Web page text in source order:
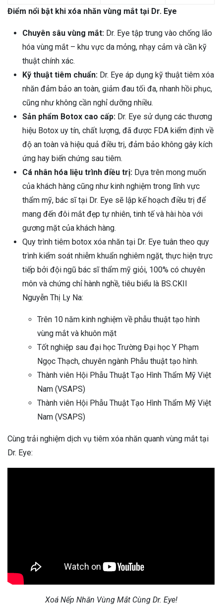
Điểm nổi bật khi xóa nhăn vùng mắt tại Dr. Eye
Chuyên sâu vùng mắt: Dr. Eye tập trung vào chống lão
hóa vùng mắt – khu vực da mỏng, nhạy cảm và cần kỹ
thuật chính xác.
Kỹ thuật tiêm chuẩn: Dr. Eye áp dụng kỹ thuật tiêm xóa
nhăn đảm bảo an toàn, giảm đau tối đa, nhanh hồi phục,
cũng như không cần nghỉ dưỡng nhiều.
Sản phẩm Botox cao cấp: Dr. Eye sử dụng các thương
hiệu Botox uy tín, chất lượng, đã được FDA kiểm định về
độ an toàn và hiệu quả điều trị, đảm bảo không gây kích
ứng hay biến chứng sau tiêm.
Cá nhân hóa liệu trình điều trị: Dựa trên mong muốn
của khách hàng cũng như kinh nghiệm trong lĩnh vực
thẩm mỹ, bác sĩ tại Dr. Eye sẽ lập kế hoạch điều trị để
mang đến đôi mắt đẹp tự nhiên, tinh tế và hài hòa với
gương mặt của khách hàng.
Quy trình tiêm botox xóa nhăn tại Dr. Eye tuân theo quy
trình kiểm soát nhiễm khuẩn nghiêm ngặt, thực hiện trực
tiếp bởi đội ngũ bác sĩ thẩm mỹ giỏi, 100% có chuyên
môn và chứng chỉ hành nghề, tiêu biểu là BS.CKII
Nguyễn Thị Ly Na:
Trên 10 năm kinh nghiệm về phẫu thuật tạo hình
vùng mắt và khuôn mặt
Tốt nghiệp sau đại học Trường Đại học Y Phạm
Ngọc Thạch, chuyên ngành Phẫu thuật tạo hình.
Thành viên Hội Phẫu Thuật Tạo Hình Thẩm Mỹ Việt
Nam (VSAPS)
Thành viên Hội Phẫu Thuật Tạo Hình Thẩm Mỹ Việt
Nam (VSAPS)
Cùng trải nghiệm dịch vụ tiêm xóa nhăn quanh vùng mắt tại
Dr. Eye:
Xoá Nếp Nhăn Vùng Mắt Cùng Dr. Eye!